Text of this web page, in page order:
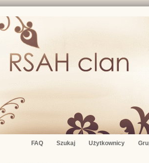
FAQ Szukaj Użytkownicy